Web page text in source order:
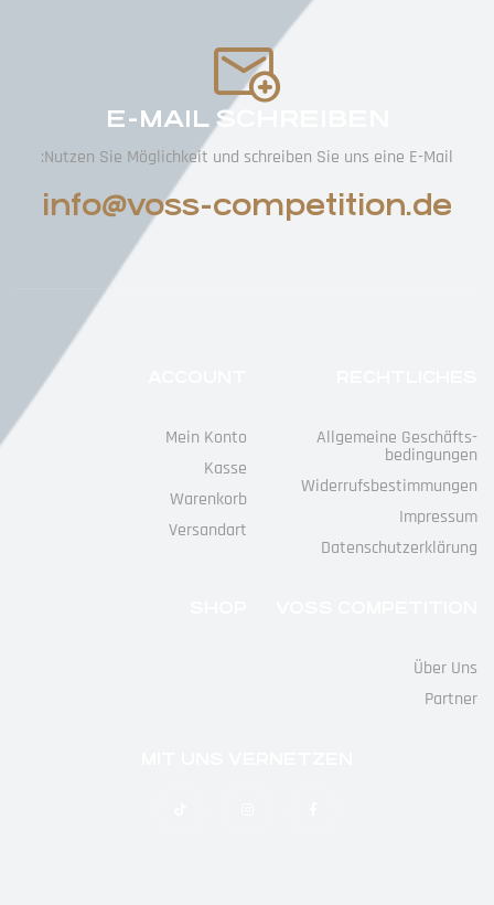
E-MAIL SCHREIBEN
Nutzen Sie Möglichkeit und schreiben Sie uns eine E-Mail:
info@voss-competition.de
Allgemeine Geschäfts­
Bedingungen
Widerrufs­bestimmungen
Impressum
Datenschutz­erklärung
Mein Konto
Kasse
Warenkorb
Versandart
Über Uns
Partner